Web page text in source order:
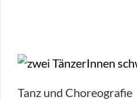
Tanz und Choreografie